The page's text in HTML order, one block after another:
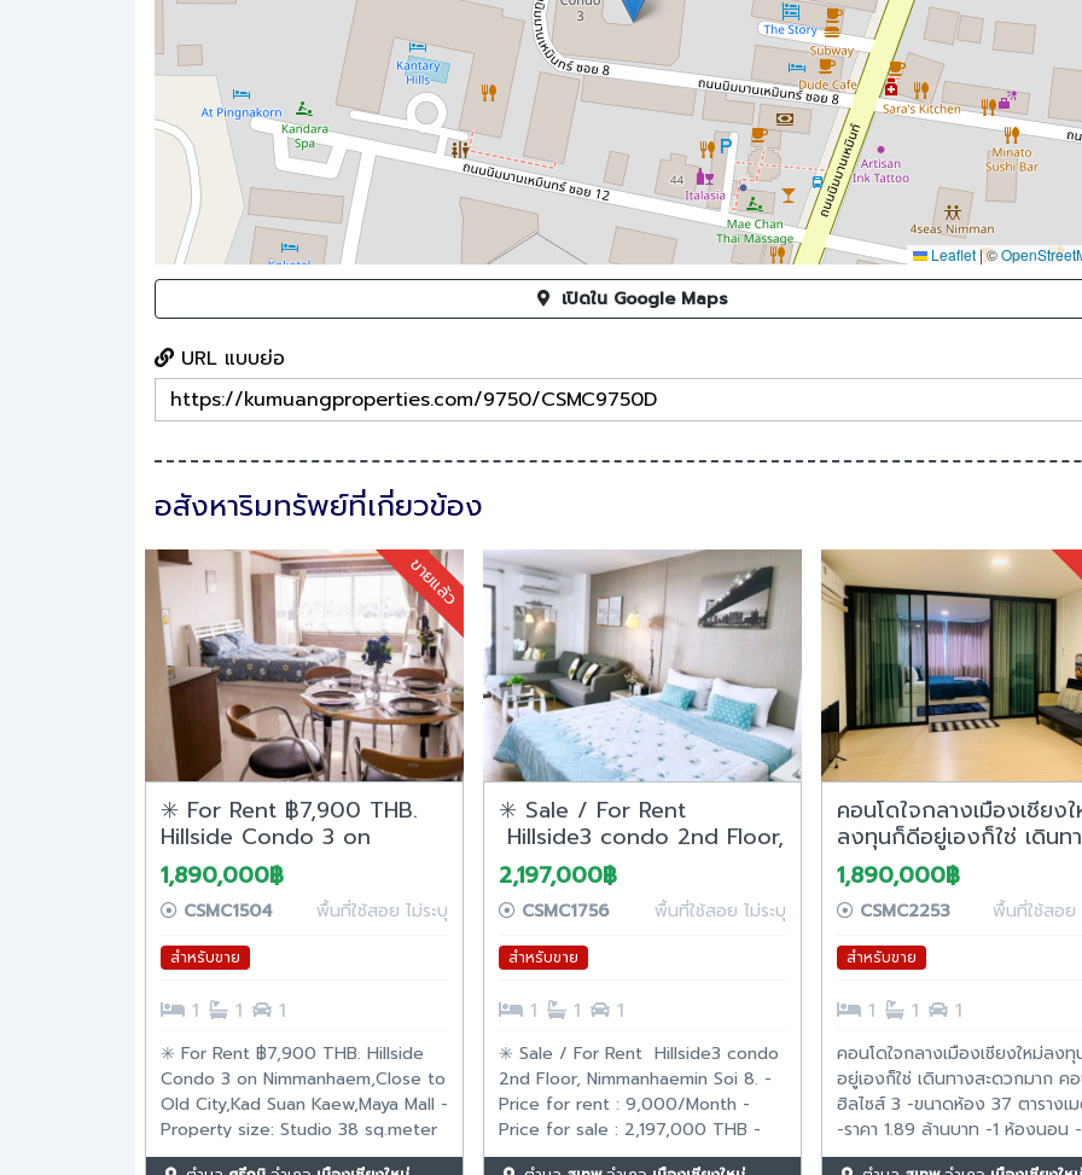
Leaflet|©
เปิดใน Google Maps
URL แบบย่อ
อสังหาริมทรัพย์ที่เกี่ยวข้อง
ขายแล้ว
✳️ For Rent ฿7,900 THB.
Hillside Condo 3 on
Nimmanhaem,Close to Old
City,Kad Suan Kaew,Maya
Mall
1,890,000฿
CSMC1504 พื้นที่ใช้สอย ไม่ระบุ
สำหรับขาย
1 1 1
✳️ For Rent ฿7,900 THB. Hillside
Condo 3 on Nimmanhaem,Close to
Old City,Kad Suan Kaew,Maya Mall -
Property size: Studio 38 sq.meter
- 1 Bathroom - 10 Floors (Good
✳️ Sale / For Rent
Hillside3 condo 2nd Floor,
Nimmanhaemin Soi 8.
2,197,000฿
CSMC1756 พื้นที่ใช้สอย ไม่ระบุ
สำหรับขาย
1 1 1
✳️ Sale / For Rent Hillside3 condo
2nd Floor, Nimmanhaemin Soi 8. -
Price for rent : 9,000/Month -
Price for sale : 2,197,000 THB -
Bedrooms : 1 - Bathrooms : 1 -
คอนโดใจกลางเมืองเชียง
ลงทุนก็ดีอยู่เองก็ใช่ เดินท
สะดวกมาก คอนโดฮิลไซส์ 3
1,890,000฿
CSMC2253 พื้นที่ใช้สอย
สำหรับขาย
1 1 1
คอนโดใจกลางเมืองเชียงใหม่ลง
อยู่เองก็ใช่ เดินทางสะดวกมาก ค
ฮิลไซส์ 3 -ขนาดห้อง 37 ตารางเ
-ราคา 1.89 ล้านบาท -1 ห้องนอน -
ห้องนั่งเล่น พิกัด คอนโดฮิลไซส์